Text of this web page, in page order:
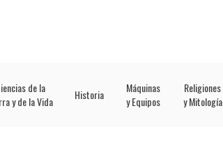
de la
y de la Vida
Historia
Máquinas
y Equipos
Religiones
y Mitología